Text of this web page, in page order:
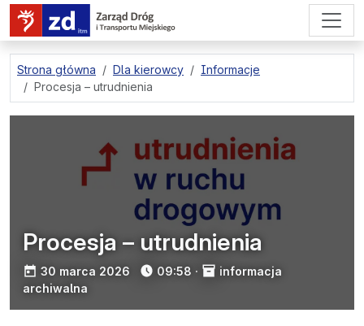
przejdź do treści strony
Strona główna Dla kierowcy
Informacje
Procesja – utrudnienia
Procesja – utrudnienia
opublikowano:
30 marca 2026 09:58 ·
informacja
archiwalna